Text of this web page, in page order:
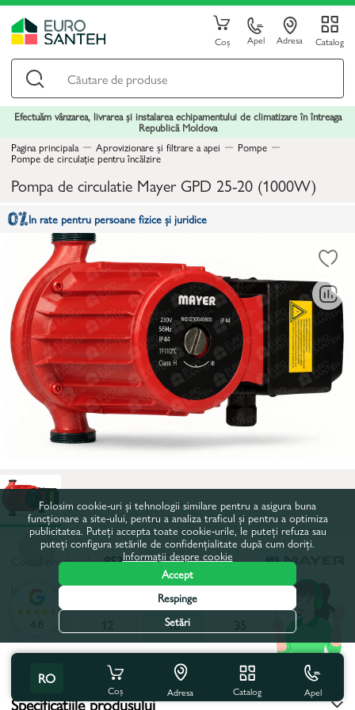
Coș Apel Adresa Catalog
Efectuăm vânzarea, livrarea și instalarea echipamentului de climatizare în întreaga
Republică Moldova
Pagina principala
Aprovizionare și filtrare a apei Pompe
Pompe de circulație pentru încălzire
Pompa de circulatie Mayer GPD 25-20 (1000W)
In rate pentru persoane fizice și juridice
Codul produsului:85360
Inaltimea maxima de pompare, m:16
12
16
Toate caracteristicile
Specificațiile produsului
RO
Coș Adresa Catalog Apel
4.8
Folosim cookie-uri și tehnologii similare pentru a asigura buna
funcționare a site-ului, pentru a analiza traficul și pentru a optimiza
publicitatea. Puteți accepta toate cookie-urile, le puteți refuza sau
puteți configura setările de confidențialitate după cum doriți.
Informații despre cookie
Accept
Respinge
Setări